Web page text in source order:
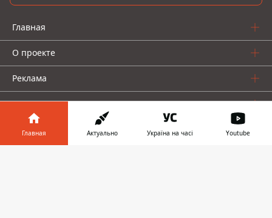
Главная
О проекте
Реклама
О нас
Главная Актуально Україна на часі Youtube